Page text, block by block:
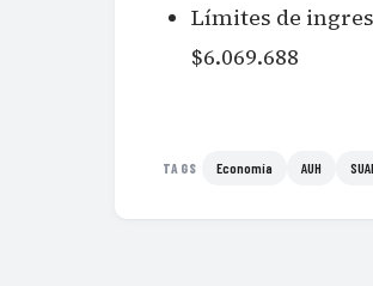
Límites de
$6.069.688
TAGS Economía AUH